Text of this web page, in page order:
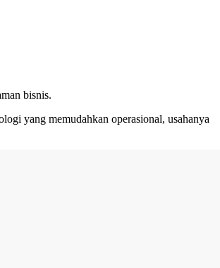
bisnis.
yang memudahkan operasional, usahanya